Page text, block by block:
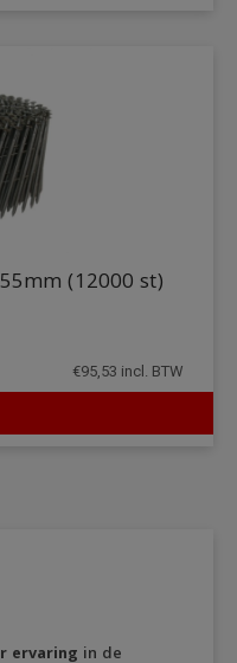
ervaring in de
DETAILS
(12000 st)
€95,53 incl. BTW